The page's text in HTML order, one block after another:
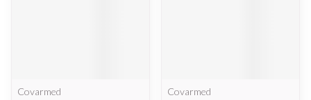
Covarmed
Covarmed